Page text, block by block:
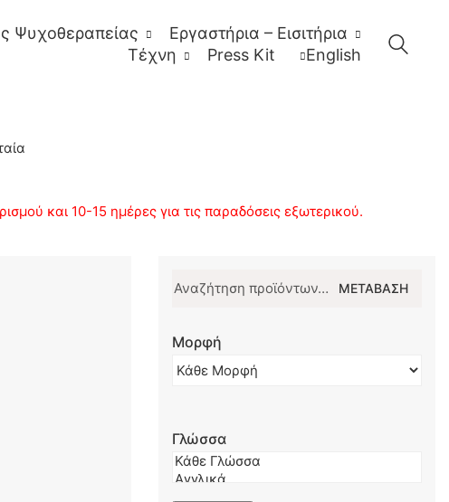
Ψυχοθεραπείας
Εργαστήρια – Εισιτήρια
Τέχνη
Press Kit English
και 10-15 ημέρες για τις παραδόσεις εξωτερικού.
για:
ΜΕΤΆΒΑΣΗ
Μορφή
Γλώσσα